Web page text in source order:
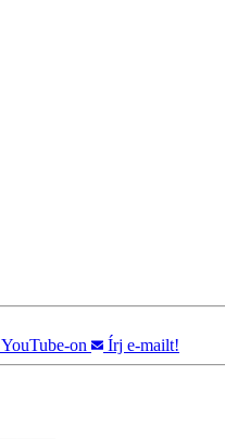
YouTube-on Írj e-mailt!